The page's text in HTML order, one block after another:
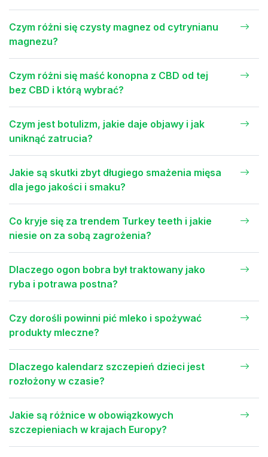
Czym różni się czysty magnez od cytrynianu
magnezu?
Czym różni się maść konopna z CBD od tej
bez CBD i którą wybrać?
Czym jest botulizm, jakie daje objawy i jak
uniknąć zatrucia?
Jakie są skutki zbyt długiego smażenia mięsa
dla jego jakości i smaku?
Co kryje się za trendem Turkey teeth i jakie
niesie on za sobą zagrożenia?
Dlaczego ogon bobra był traktowany jako
ryba i potrawa postna?
Czy dorośli powinni pić mleko i spożywać
produkty mleczne?
Dlaczego kalendarz szczepień dzieci jest
rozłożony w czasie?
Jakie są różnice w obowiązkowych
szczepieniach w krajach Europy?